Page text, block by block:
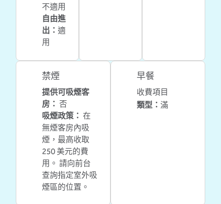
不適用
自由進
出 ： 適
用
禁煙
提供可吸煙客
房： 否
吸煙政策： 在
無煙客房內吸
煙，最高收取
250 美元的費
用。 請向前台
查詢指定室外吸
煙區的位置。
早餐
收費項目
類型： 滿